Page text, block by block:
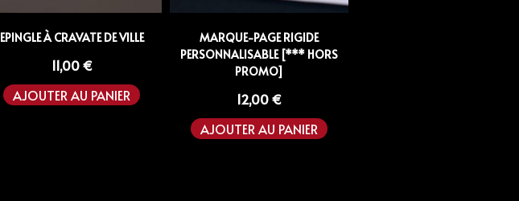
EPINGLE À CRAVATE DE VILLE
11,00€
AJOUTER AU PANIER
MARQUE-PAGE RIGIDE
PERSONNALISABLE [*** HORS
PROMO]
12,00€
AJOUTER AU PANIER